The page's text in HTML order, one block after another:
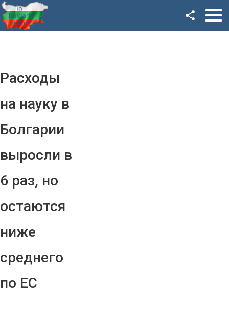
Расходы
на науку в
Болгарии
выросли в
6 раз, но
остаются
ниже
среднего
по ЕС